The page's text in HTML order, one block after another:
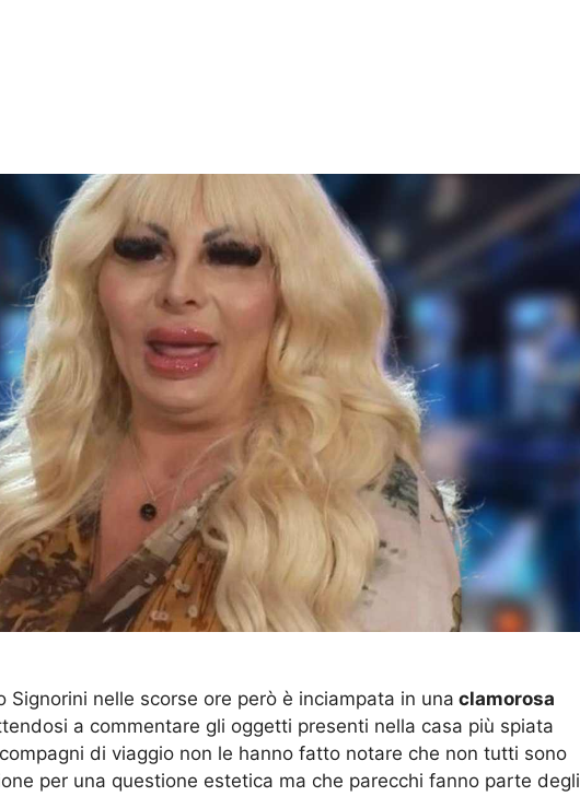
Signorini nelle scorse ore però è inciampata in una clamorosa
a commentare gli oggetti presenti nella casa più spiata
di viaggio non le hanno fatto notare che non tutti sono
per una questione estetica ma che parecchi fanno parte degli